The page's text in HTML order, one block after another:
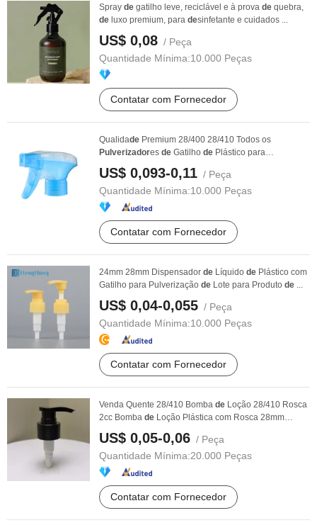
Spray de gatilho leve, reciclável e à prova de quebra,
de luxo premium, para desinfetante e cuidados ...
US$ 0,08 / Peça
Quantidade Mínima:10.000 Peças
Contatar com Fornecedor
Qualidade Premium 28/400 28/410 Todos os
Pulverizadores de Gatilho de Plástico para
Distribuição no ...
US$ 0,093-0,11 / Peça
Quantidade Mínima:10.000 Peças
Contatar com Fornecedor
24mm 28mm Dispensador de Líquido de Plástico com
Gatilho para Pulverização de Lote para Produto de ...
US$ 0,04-0,055 / Peça
Quantidade Mínima:10.000 Peças
Contatar com Fornecedor
Venda Quente 28/410 Bomba de Loção 28/410 Rosca
2cc Bomba de Loção Plástica com Rosca 28mm
Bomba
US$ 0,05-0,06 / Peça
Quantidade Mínima:20.000 Peças
Contatar com Fornecedor